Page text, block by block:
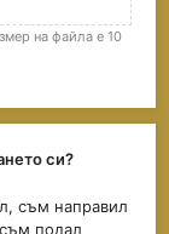
на файла е 10
си?
съм направил
подал